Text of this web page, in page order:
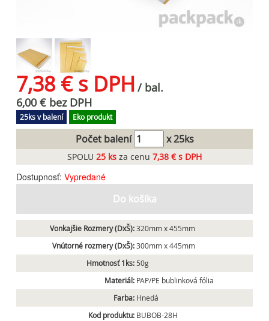
7,38 € s DPH / bal.
6,00 € bez DPH
25ks v balení Eko produkt
Počet balení x 25ks
SPOLU 25 ks za cenu 7,38 € s DPH
Dostupnosť: Vypredané
Do košíka
Vonkajšie Rozmery (DxŠ):320mm x 455mm
Vnútorné rozmery (DxŠ):300mm x 445mm
Hmotnosť 1ks: 50g
Materiál: PAP/PE bublinková fólia
Farba: Hnedá
Kod produktu: BUBOB-28H